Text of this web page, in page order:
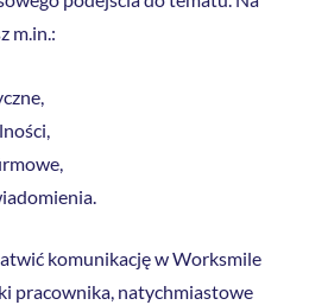
m.in.:
komunikację w Worksmile
pracownika, natychmiastowe